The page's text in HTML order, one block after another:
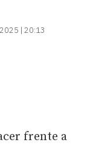
| 20:13
frente a